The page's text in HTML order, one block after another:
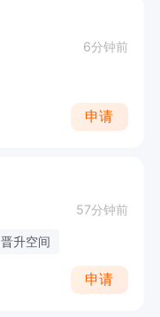
6分钟前
申请
57分钟前
晋升空间
申请